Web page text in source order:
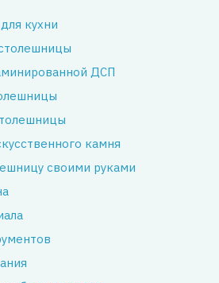
кухни
ДСП
камня
своими руками